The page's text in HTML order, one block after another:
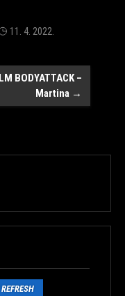
11. 4. 2022
BODYATTACK –
Martina →